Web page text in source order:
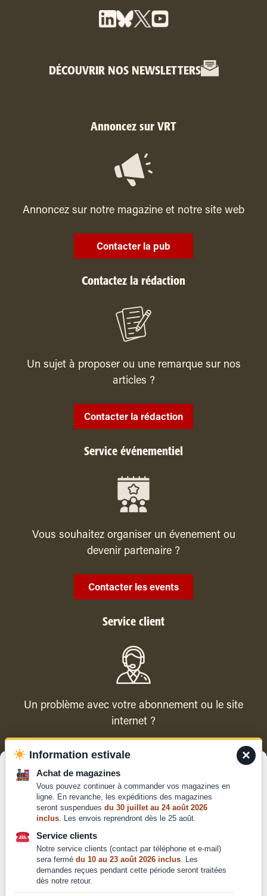
Pour offrir les meilleures expériences, nous utilisons des technologies
telles que les cookies pour stocker et/ou accéder aux informations des
appareils. Le fait de consentir à ces technologies nous permettra de
traiter des données telles que le comportement de navigation ou les ID
uniques sur ce site. Le fait de ne pas consentir ou de retirer son
consentement peut avoir un effet négatif sur certaines caractéristiques
et fonctions.
DÉCOUVRIR NOS NEWSLETTERS
Annoncez sur VRT
Annoncez sur notre magazine et notre site web
Contacter la pub
Contactez la rédaction
Un sujet à proposer ou une remarque sur nos
articles ?
Contacter la rédaction
Service événementiel
Vous souhaitez organiser un évenement ou
devenir partenaire ?
Contacter les events
Service client
Un problème avec votre abonnement ou le site
internet ?
Contacter le service client
Mentions légales
Conditions générales de
vente et d'utilisation
×
Information estivale
Achat de magazines
Vous pouvez continuer à commander vos magazines en
ligne. En revanche, les expéditions des magazines
seront suspendues du 30 juillet au 24 août 2026
inclus. Les envois reprendront dès le 25 août.
Service clients
Notre service clients (contact par téléphone et e-mail)
sera fermé du 10 au 23 août 2026 inclus. Les
demandes reçues pendant cette période seront traitées
dès notre retour.